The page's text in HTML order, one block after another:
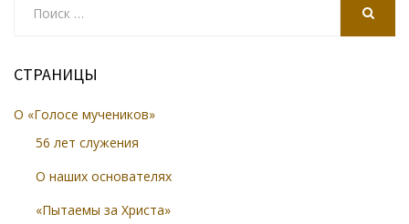
СТРАНИЦЫ
О «Голосе мучеников»
56 лет служения
О наших основателях
«Пытаемы за Христа»